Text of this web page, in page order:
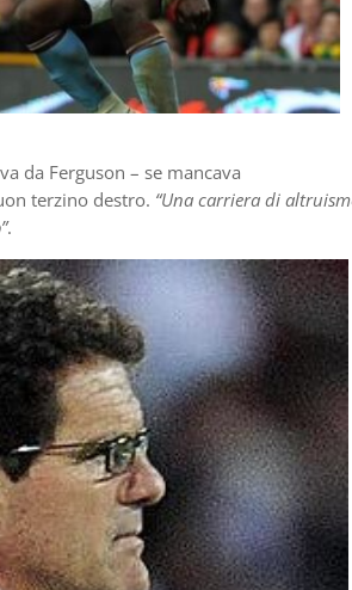
da Ferguson – se mancava
terzino destro. “Una carriera di
.